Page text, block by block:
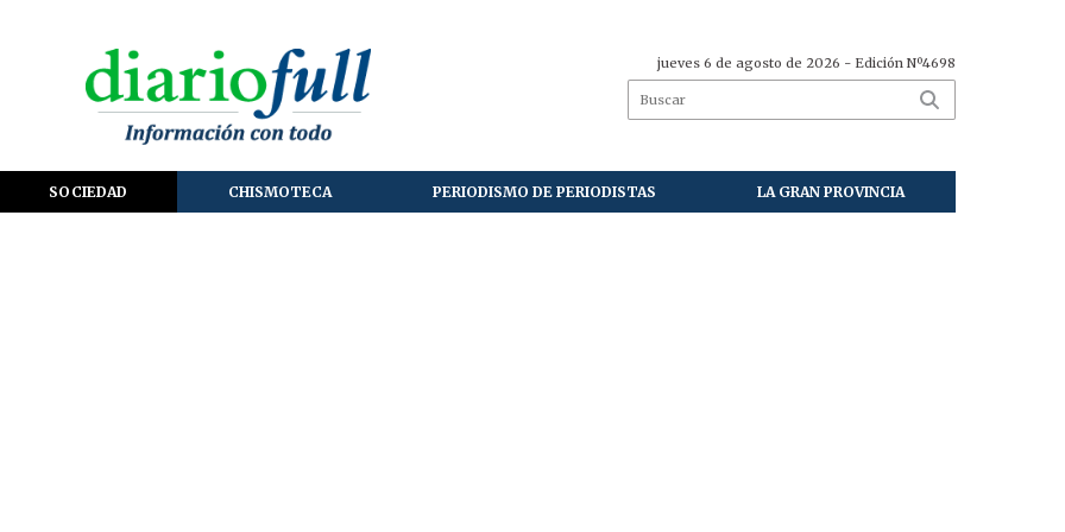
jueves 6 de agosto de 2026 - Edición Nº4698
SOCIEDAD CHISMOTECA PERIODISMO DE PERIODISTAS LA GRAN PROVINCIA